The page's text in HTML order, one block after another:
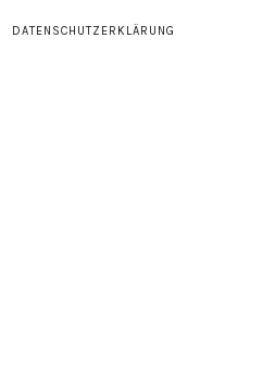
DATENSCHUTZERKLÄRUNG